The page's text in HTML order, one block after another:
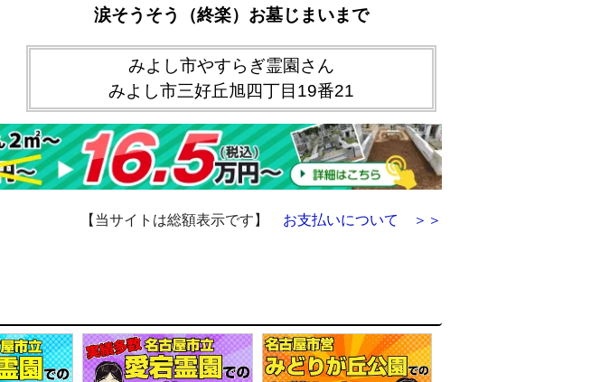
涙そうそう（終楽）お墓じまいまで
みよし市やすらぎ霊園さん
みよし市三好丘旭四丁目19番21
【当サイトは総額表示です】 お支払いについて ＞＞